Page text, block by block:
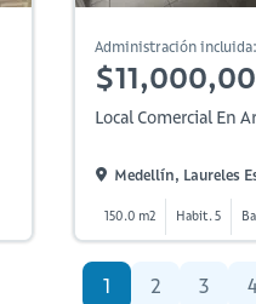
Administración incluida:
Local Comercial En
Medellín, Laureles
150.0 m2 Habit. 5
1 2 3